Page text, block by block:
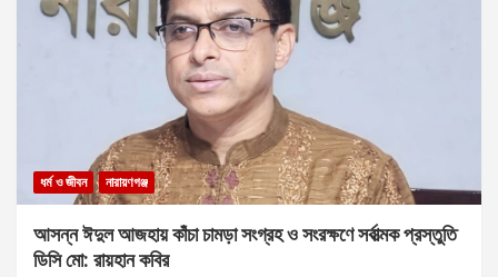
ধর্ম ও জীবন নারায়ণগঞ্জ
আসন্ন ঈদুল আজহায় কাঁচা চামড়া সংগ্রহ ও সংরক্ষণে সর্বাত্মক প্রস্তুতি
ডিসি মো: রায়হান কবির